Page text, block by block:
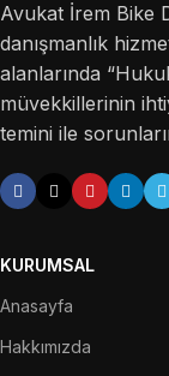
Avukat İrem Bike
danışmanlık
alanlarında
müvekkillerinin
temini ile
KURUMSAL
Anasayfa
Hakkımızda